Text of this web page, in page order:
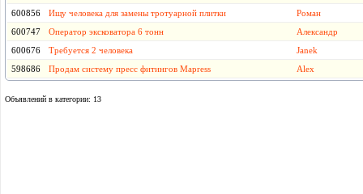
600856 Ищу человека для замены тротуарной плитки
Роман
600747
Оператор эксковатора 6 тонн
Александр
600676
Требуется 2 человека
Janek
598686
Продам систему пресс фитингов Mapress Alex
Объявлений в категории: 13